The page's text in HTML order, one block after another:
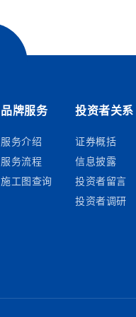
品牌服务
服务介绍
服务流程
施工图查询
投资者关系
证券概括
信息披露
投资者留言
投资者调研